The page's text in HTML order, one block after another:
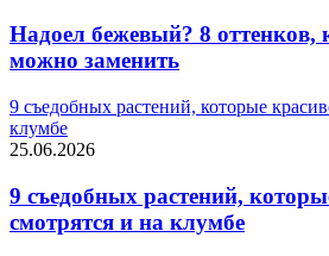
Надоел бежевый? 8 оттенков,
можно заменить
9 съедобных растений, которые
клумбе
25.06.2026
9 съедобных растений,
смотрятся и на клумбе